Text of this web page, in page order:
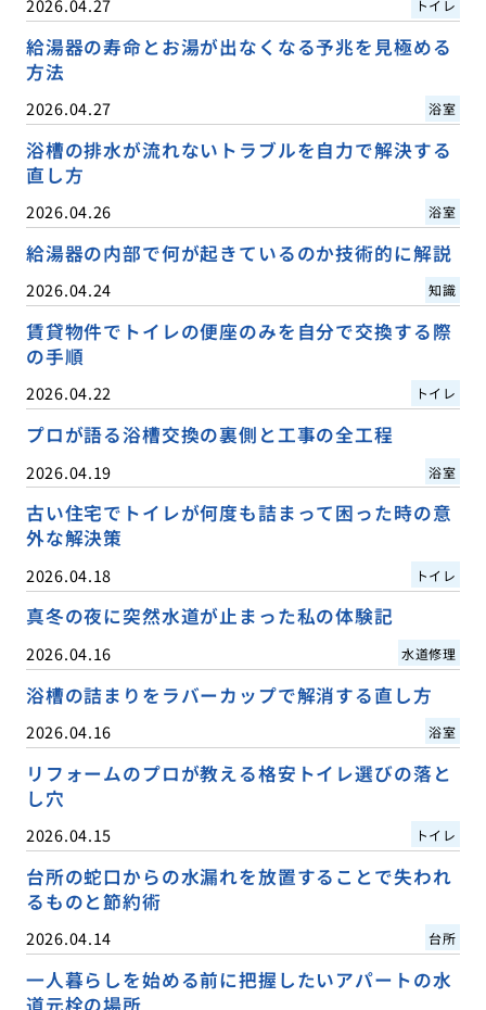
2026.04.27 トイレ
給湯器の寿命とお湯が出なくなる予兆を見極める
方法
2026.04.27 浴室
浴槽の排水が流れないトラブルを自力で解決する
直し方
2026.04.26 浴室
給湯器の内部で何が起きているのか技術的に解説
2026.04.24 知識
賃貸物件でトイレの便座のみを自分で交換する際
の手順
2026.04.22 トイレ
プロが語る浴槽交換の裏側と工事の全工程
2026.04.19 浴室
古い住宅でトイレが何度も詰まって困った時の意
外な解決策
2026.04.18 トイレ
真冬の夜に突然水道が止まった私の体験記
2026.04.16 水道修理
浴槽の詰まりをラバーカップで解消する直し方
2026.04.16 浴室
リフォームのプロが教える格安トイレ選びの落と
し穴
2026.04.15 トイレ
台所の蛇口からの水漏れを放置することで失われ
るものと節約術
2026.04.14 台所
一人暮らしを始める前に把握したいアパートの水
道元栓の場所